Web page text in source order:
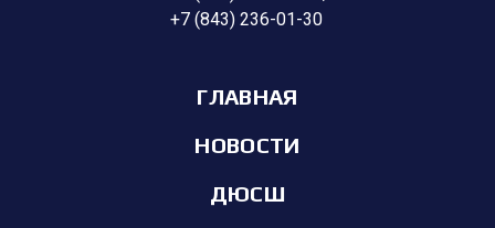
+7 (843) 236-01-30
ГЛАВНАЯ
НОВОСТИ
ДЮСШ